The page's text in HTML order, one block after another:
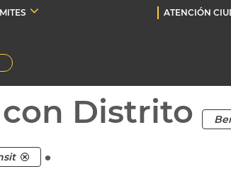
ATENCIÓN
Distrito
.